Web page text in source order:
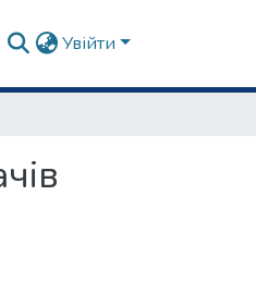
Увійти